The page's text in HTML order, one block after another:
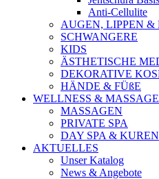
Anti-Cellulite
AUGEN, LIPPEN &
SCHWANGERE
KIDS
ÄSTHETISCHE
DEKORATIVE
HÄNDE & FÜßE
WELLNESS &
MASSAGEN
PRIVATE SPA
DAY SPA & KUREN
AKTUELLES
Unser Katalog
News & Angebote